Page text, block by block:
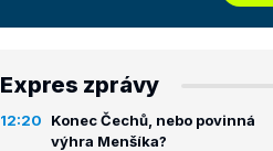
Expres zprávy
12:20
Konec Čechů, nebo povinná
výhra Menšíka?